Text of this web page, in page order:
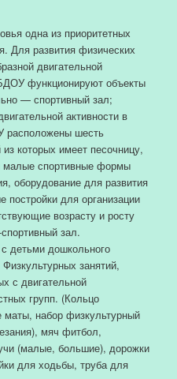
одна из приоритетных
Для развития физических
двигательной
функционируют объекты
— спортивный зал;
активности в
расположены шесть
которых имеет песочницу,
малые спортивные формы
оборудование для развития
постройки для организации
возрасту и росту
зал.
детьми дошкольного
занятий,
с двигательной
групп. (Кольцо
маты, набор физкультурный
мяч фитбол,
(малые, большие), дорожки
для ходьбы, труба для